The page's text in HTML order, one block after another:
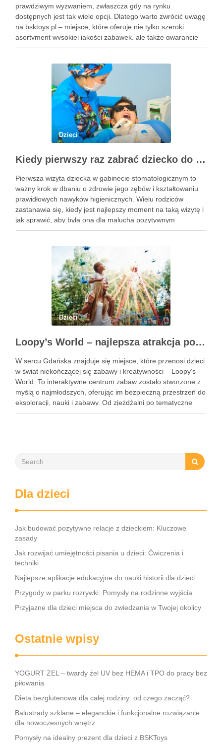
prawdziwym wyzwaniem, zwłaszcza gdy na rynku
dostępnych jest tak wiele opcji. Dlatego warto zwrócić uwagę
na bsktoys.pl – miejsce, które oferuje nie tylko szeroki
asortyment wysokiej jakości zabawek, ale także gwarancję
bezpieczeństwa i trwałości. Każdy rodzic pragnie, aby jego
Dzieci
Kiedy pierwszy raz zabrać dziecko do dentysty? Wskazówki dla rodziców
Pierwsza wizyta dziecka w gabinecie stomatologicznym to
ważny krok w dbaniu o zdrowie jego zębów i kształtowaniu
prawidłowych nawyków higienicznych. Wielu rodziców
zastanawia się, kiedy jest najlepszy moment na taką wizytę i
jak sprawić, aby była ona dla malucha pozytywnym
doświadczeniem. Na te pytania odpowiada doświadczony
Dzieci
Loopy’s World – najlepsza atrakcja pod dachem dla dzieci w Gdańsku
W sercu Gdańska znajduje się miejsce, które przenosi dzieci
w świat niekończącej się zabawy i kreatywności – Loopy’s
World. To interaktywne centrum zabaw zostało stworzone z
myślą o najmłodszych, oferując im bezpieczną przestrzeń do
eksploracji, nauki i zabawy. Od zjeżdżalni po tematyczne
strefy, Loopy’s World zaspokaja różnorodne potrzeby dzieci,
Dla dzieci
Jak budować pozytywne relacje z dzieckiem: Kluczowe
zasady
Jak rozwijać umiejętności pisania u dzieci: Ćwiczenia i
techniki
Najlepsze aplikacje edukacyjne do nauki historii dla dzieci
Przygody w parku rozrywki: Pomysły na rodzinne wyjścia
Przyjazne dla dzieci miejsca do zwiedzania w Twojej okolicy
Ostatnie wpisy
YOGURT ŻEL – twardy żel UV bez HEMA i TPO do pracy bez
piłowania
Dieta bezglutenowa dla całej rodziny: od czego zacząć?
Balustrady szklane – eleganckie i funkcjonalne rozwiązanie
dla nowoczesnych wnętrz
Pomysły na idealny prezent dla dzieci z BSKToys